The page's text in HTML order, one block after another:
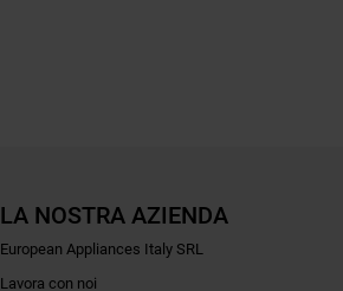
LA NOSTRA AZIENDA
European Appliances Italy SRL
Lavora con noi